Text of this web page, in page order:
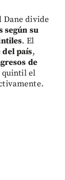
Dane divide
según su
. El
del país,
de
quintil el